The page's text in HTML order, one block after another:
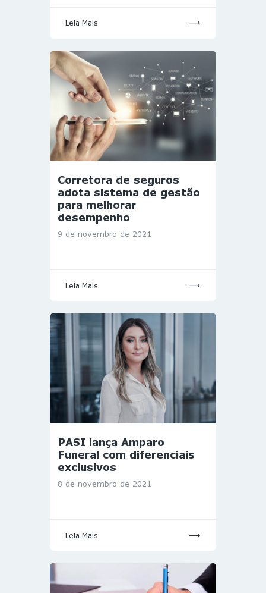
Leia Mais
Corretora de seguros
adota sistema de gestão
para melhorar
desempenho
9 de novembro de 2021
Leia Mais
PASI lança Amparo
Funeral com diferenciais
exclusivos
8 de novembro de 2021
Leia Mais